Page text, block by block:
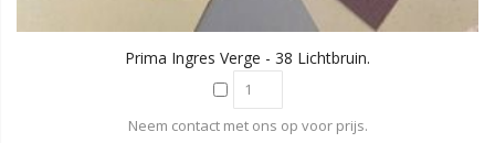
Prima Ingres Verge - 38 Lichtbruin.
Neem contact met ons op voor prijs.